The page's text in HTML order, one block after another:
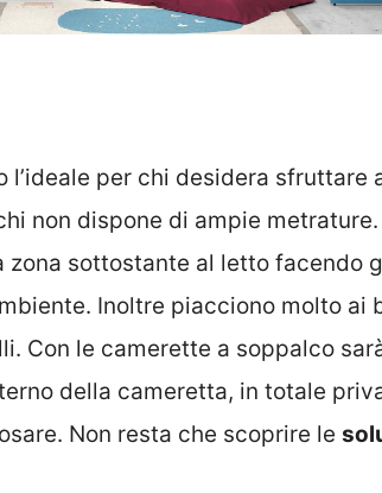
l’ideale per chi desidera sfruttare
non dispone di ampie
sottostante al letto facendo
Inoltre piacciono molto ai
Con le camerette a soppalco
della cameretta, in totale
Non resta che scoprire le